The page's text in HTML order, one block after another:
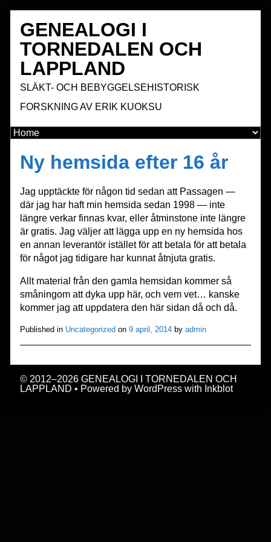
GENEALOGI I
TORNEDALEN OCH
LAPPLAND
SLÄKT- OCH BEBYGGELSEHISTORISK
FORSKNING AV ERIK KUOKSU
Ny hemsida efter 16 år
Jag upptäckte för någon tid sedan att Passagen —
där jag har haft min hemsida sedan 1998 — inte
längre verkar finnas kvar, eller åtminstone inte längre
är gratis. Jag väljer att lägga upp en ny hemsida hos
en annan leverantör istället för att betala för att betala
för något jag tidigare har kunnat åtnjuta gratis.
Allt material från den gamla hemsidan kommer så
småningom att dyka upp här, och vem vet… kanske
kommer jag att uppdatera den här sidan då och då.
Published in Uncategorized on 9 april, 2014 by admin
© 2012–2026 GENEALOGI I TORNEDALEN OCH
LAPPLAND • Powered by WordPress with Inkblot